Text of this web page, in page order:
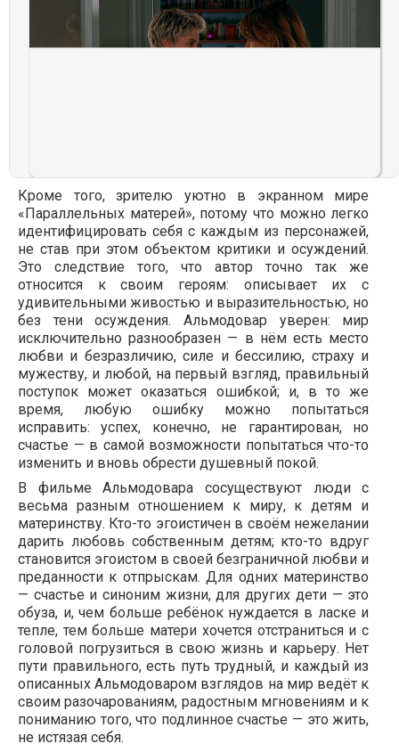
Кроме того, зрителю уютно в экранном мире
«Параллельных матерей», потому что можно легко
идентифицировать себя с каждым из персонажей,
не став при этом объектом критики и осуждений.
Это следствие того, что автор точно так же
относится к своим героям: описывает их с
удивительными живостью и выразительностью, но
без тени осуждения. Альмодовар уверен: мир
исключительно разнообразен — в нём есть место
любви и безразличию, силе и бессилию, страху и
мужеству, и любой, на первый взгляд, правильный
поступок может оказаться ошибкой; и, в то же
время, любую ошибку можно попытаться
исправить: успех, конечно, не гарантирован, но
счастье — в самой возможности попытаться что-то
изменить и вновь обрести душевный покой.
В фильме Альмодовара сосуществуют люди с
весьма разным отношением к миру, к детям и
материнству. Кто-то эгоистичен в своём нежелании
дарить любовь собственным детям; кто-то вдруг
становится эгоистом в своей безграничной любви и
преданности к отпрыскам. Для одних материнство
— счастье и синоним жизни, для других дети — это
обуза, и, чем больше ребёнок нуждается в ласке и
тепле, тем больше матери хочется отстраниться и с
головой погрузиться в свою жизнь и карьеру. Нет
пути правильного, есть путь трудный, и каждый из
описанных Альмодоваром взглядов на мир ведёт к
своим разочарованиям, радостным мгновениям и к
пониманию того, что подлинное счастье — это жить,
не истязая себя.